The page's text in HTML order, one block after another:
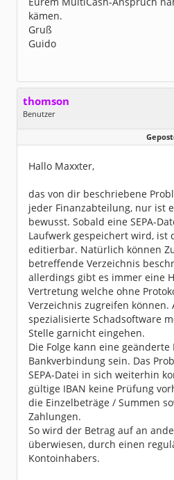
kämen.
Gruß
Guido
thomson
Benutzer
Geschlecht:
keine Angabe
Dabei seit:
02 / 2006
Hallo Maxxter,
das von dir beschriebene
jeder Finanzabteilung, nur ist
bewusst. Sobald eine SEPA-
Laufwerk gespeichert wird, ist
editierbar. Natürlich können
betreffende Verzeichnis
allerdings gibt es immer eine
Vertretung welche ohne
Verzeichnis zugreifen können.
spezialisierte Schadsoftware
Stelle garnicht eingehen.
Die Folge kann eine geänderte
Bankverbindung sein. Das
SEPA-Datei in sich weiterhin
gültige IBAN keine Prüfung
die Einzelbeträge / Summen
Zahlungen.
So wird der Betrag auf an
überwiesen, durch einen
Kontoinhabers.